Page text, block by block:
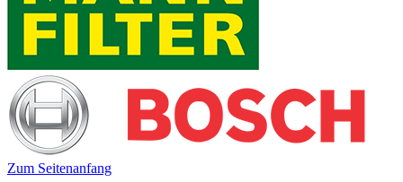
Zum Seitenanfang